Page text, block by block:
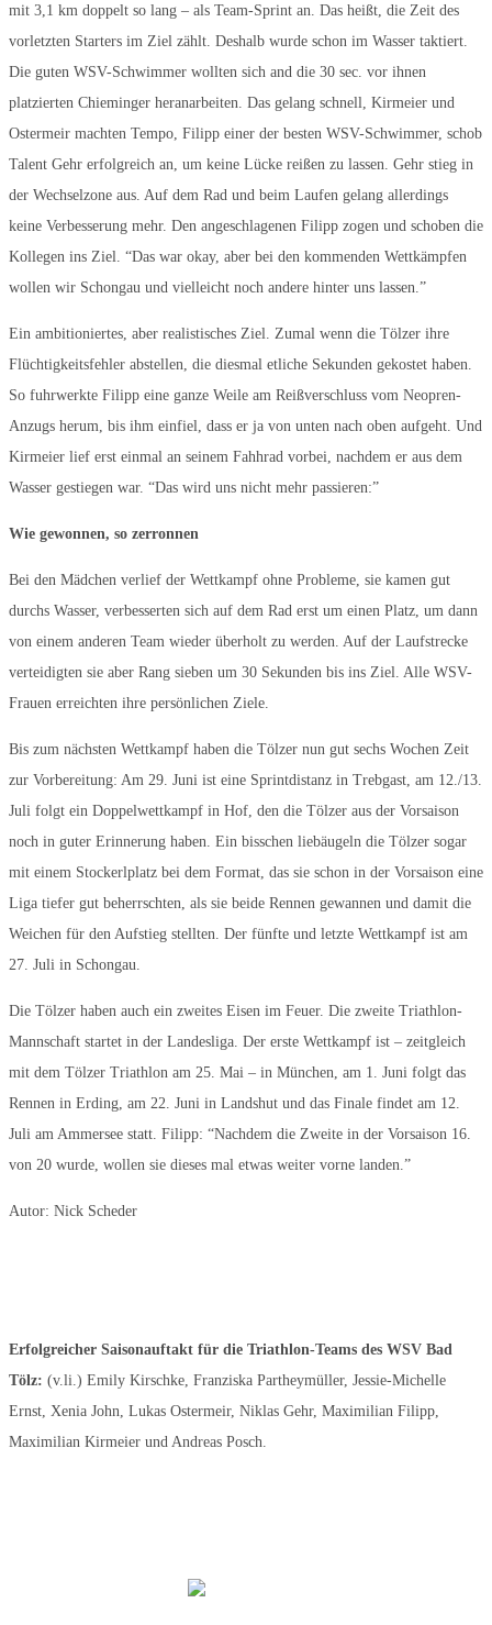
mit 3,1 km doppelt so lang – als Team-Sprint an. Das heißt, die Zeit des
vorletzten Starters im Ziel zählt. Deshalb wurde schon im Wasser taktiert.
Die guten WSV-Schwimmer wollten sich and die 30 sec. vor ihnen
platzierten Chieminger heranarbeiten. Das gelang schnell, Kirmeier und
Ostermeir machten Tempo, Filipp einer der besten WSV-Schwimmer, schob
Talent Gehr erfolgreich an, um keine Lücke reißen zu lassen. Gehr stieg in
der Wechselzone aus. Auf dem Rad und beim Laufen gelang allerdings
keine Verbesserung mehr. Den angeschlagenen Filipp zogen und schoben die
Kollegen ins Ziel. “Das war okay, aber bei den kommenden Wettkämpfen
wollen wir Schongau und vielleicht noch andere hinter uns lassen.”
Ein ambitioniertes, aber realistisches Ziel. Zumal wenn die Tölzer ihre
Flüchtigkeitsfehler abstellen, die diesmal etliche Sekunden gekostet haben.
So fuhrwerkte Filipp eine ganze Weile am Reißverschluss vom Neopren-
Anzugs herum, bis ihm einfiel, dass er ja von unten nach oben aufgeht. Und
Kirmeier lief erst einmal an seinem Fahhrad vorbei, nachdem er aus dem
Wasser gestiegen war. “Das wird uns nicht mehr passieren:”
Wie gewonnen, so zerronnen
Bei den Mädchen verlief der Wettkampf ohne Probleme, sie kamen gut
durchs Wasser, verbesserten sich auf dem Rad erst um einen Platz, um dann
von einem anderen Team wieder überholt zu werden. Auf der Laufstrecke
verteidigten sie aber Rang sieben um 30 Sekunden bis ins Ziel. Alle WSV-
Frauen erreichten ihre persönlichen Ziele.
Bis zum nächsten Wettkampf haben die Tölzer nun gut sechs Wochen Zeit
zur Vorbereitung: Am 29. Juni ist eine Sprintdistanz in Trebgast, am 12./13.
Juli folgt ein Doppelwettkampf in Hof, den die Tölzer aus der Vorsaison
noch in guter Erinnerung haben. Ein bisschen liebäugeln die Tölzer sogar
mit einem Stockerlplatz bei dem Format, das sie schon in der Vorsaison eine
Liga tiefer gut beherrschten, als sie beide Rennen gewannen und damit die
Weichen für den Aufstieg stellten. Der fünfte und letzte Wettkampf ist am
27. Juli in Schongau.
Die Tölzer haben auch ein zweites Eisen im Feuer. Die zweite Triathlon-
Mannschaft startet in der Landesliga. Der erste Wettkampf ist – zeitgleich
mit dem Tölzer Triathlon am 25. Mai – in München, am 1. Juni folgt das
Rennen in Erding, am 22. Juni in Landshut und das Finale findet am 12.
Juli am Ammersee statt. Filipp: “Nachdem die Zweite in der Vorsaison 16.
von 20 wurde, wollen sie dieses mal etwas weiter vorne landen.”
Autor: Nick Scheder
Erfolgreicher Saisonauftakt für die Triathlon-Teams des WSV Bad
Tölz: (v.li.) Emily Kirschke, Franziska Partheymüller, Jessie-Michelle
Ernst, Xenia John, Lukas Ostermeir, Niklas Gehr, Maximilian Filipp,
Maximilian Kirmeier und Andreas Posch.